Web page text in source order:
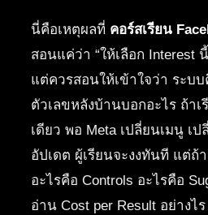
นี่คือเหตุผลที่ คอร์สเรียน
สอนแค่ว่า “ให้เลือก Interest
แต่ควรสอนให้เข้าใจว่า ระบ
ตัวเลขหลังบ้านบอกอะไร ถ้า
เดียว พอ Meta เปลี่ยนเมนู เ
อัปเดต ผู้เรียนจะงงทันที แต่ถ้
อะไรคือ Controls อะไรคือ
อ่าน Cost per Result อย่างไ